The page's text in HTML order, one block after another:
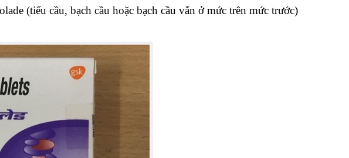
(tiểu cầu, bạch cầu hoặc bạch cầu vẫn ở mức trên mức trước)